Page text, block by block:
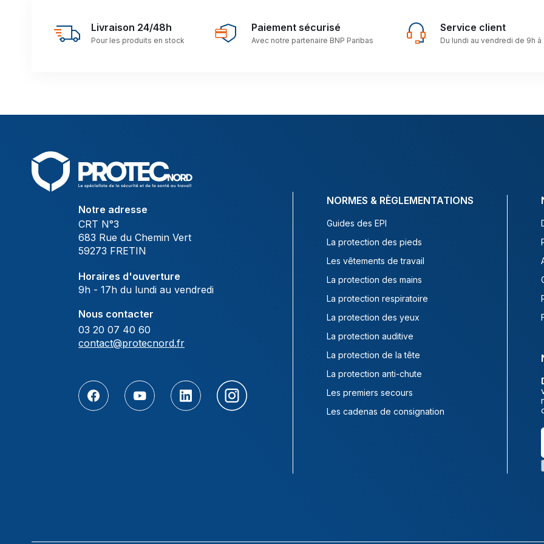
Livraison 24/48h
Pour les produits en stock
Paiement sécurisé
Avec notre partenaire BNP Paribas
Service client
Du lundi au vendredi de 9h à
Notre adresse
CRT N°3
683 Rue du Chemin Vert
59273 FRETIN
Horaires d'ouverture
9h - 17h du lundi au vendredi
Nous contacter
03 20 07 40 60
contact@protecnord.fr
NORMES & RÈGLEMENTATIONS
Guides des EPI
La protection des pieds
Les vêtements de travail
La protection des mains
La protection respiratoire
La protection des yeux
La protection auditive
La protection de la tête
La protection anti-chute
Les premiers secours
Les cadenas de consignation